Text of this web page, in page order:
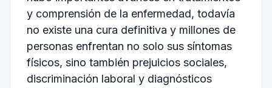
y comprensión de la enfermedad, todavía
no existe una cura definitiva y millones de
personas enfrentan no solo sus síntomas
físicos, sino también prejuicios sociales,
discriminación laboral y diagnósticos